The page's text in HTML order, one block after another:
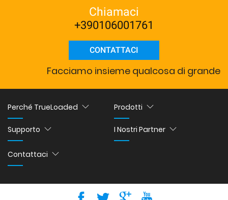
Chiamaci
+390106001761
CONTATTACI
Facciamo insieme qualcosa di grande
Perché TrueLoaded
Supporto
Prodotti
I Nostri Partner
Contattaci